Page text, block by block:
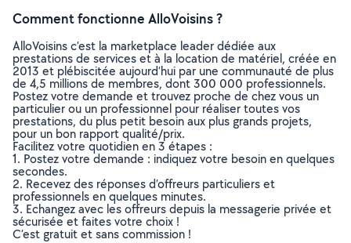
Comment fonctionne AlloVoisins ?
AlloVoisins c’est la marketplace leader dédiée aux
prestations de services et à la location de matériel, créée en
2013 et plébiscitée aujourd’hui par une communauté de plus
de 4,5 millions de membres, dont 300 000 professionnels.
Postez votre demande et trouvez proche de chez vous un
particulier ou un professionnel pour réaliser toutes vos
prestations, du plus petit besoin aux plus grands projets,
pour un bon rapport qualité/prix.
Facilitez votre quotidien en 3 étapes :
1. Postez votre demande : indiquez votre besoin en quelques
secondes.
2. Recevez des réponses d’offreurs particuliers et
professionnels en quelques minutes.
3. Echangez avec les offreurs depuis la messagerie privée et
sécurisée et faites votre choix !
C’est gratuit et sans commission !